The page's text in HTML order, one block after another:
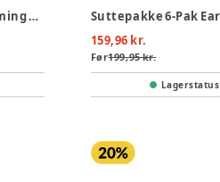
Suttepakke 6-Pak Blooming Love Latex Str. 2
159,96 kr.
Før199,95 kr.
Lagerstatus